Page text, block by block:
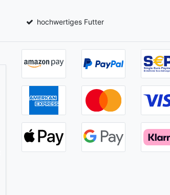
hochwertiges Futter